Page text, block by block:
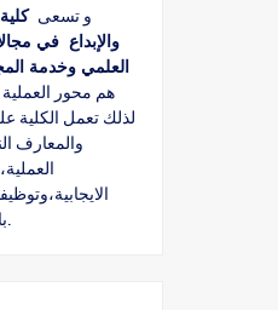
و تسعى
والإبداع في
العلمي وخدمة
هم محور العملية
لذلك تعمل الكلية
والمعارف